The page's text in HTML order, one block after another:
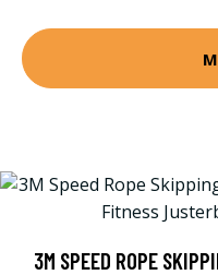
3M SPEED ROPE